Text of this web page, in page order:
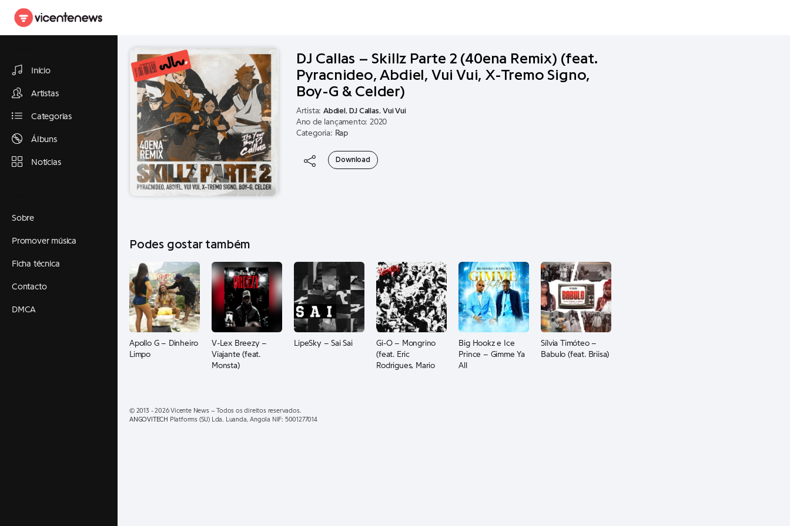
Início
Artistas
Categorias
Álbuns
Notícias
Sobre
Promover música
Ficha técnica
Contacto
DMCA
DJ Callas – Skillz Parte 2 (40ena Remix) (feat.
Pyracnideo, Abdiel, Vui Vui, X-Tremo Signo,
Boy-G & Celder)
Artista:Abdiel , DJ Callas,Vui Vui
Ano de lançamento: 2020
Categoria: Rap
Download
Podes gostar também
Apollo G – Dinheiro
Limpo
V-Lex Breezy –
Viajante (feat.
Monsta)
LipeSky – Sai Sai
Gi-O – Mongrino
(feat. Eric
Rodrigues, Mario
Big Hookz e Ice
Prince – Gimme Ya
All
Sílvia Timóteo –
Babulo (feat. Briisa)
© 2013 - 2026 Vicente News – Todos os direitos reservados.
ANGOVITECH
Platforms (SU) Lda. Luanda, Angola NIF: 5001277014